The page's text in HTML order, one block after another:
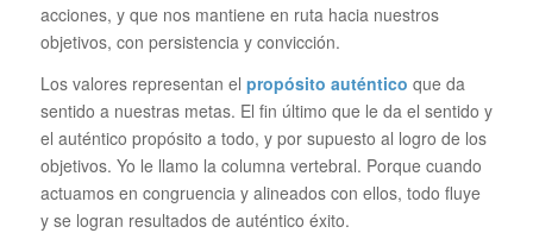
acciones, y que nos mantiene en ruta hacia nuestros
objetivos, con persistencia y convicción.
Los valores representan el propósito auténtico que da
sentido a nuestras metas. El fin último que le da el sentido y
el auténtico propósito a todo, y por supuesto al logro de los
objetivos. Yo le llamo la columna vertebral. Porque cuando
actuamos en congruencia y alineados con ellos, todo fluye
y se logran resultados de auténtico éxito.